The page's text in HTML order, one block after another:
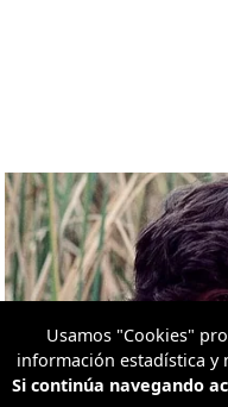
Usamos "Cookies"
información estadística y
Si continúa navegando